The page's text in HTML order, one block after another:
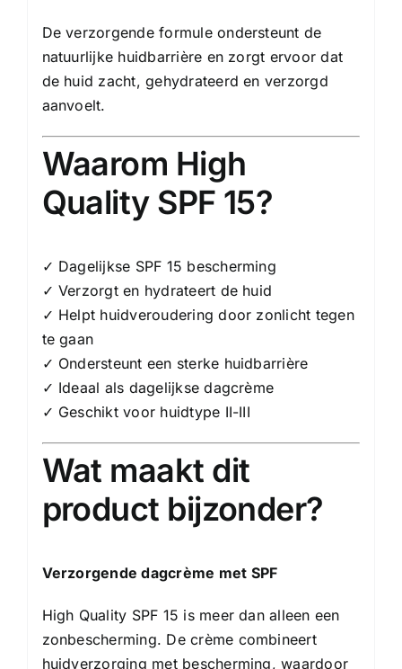
De verzorgende formule ondersteunt de
natuurlijke huidbarrière en zorgt ervoor dat
de huid zacht, gehydrateerd en verzorgd
aanvoelt.
Waarom High
Quality SPF 15?
✓ Dagelijkse SPF 15 bescherming
✓ Verzorgt en hydrateert de huid
✓ Helpt huidveroudering door zonlicht tegen
te gaan
✓ Ondersteunt een sterke huidbarrière
✓ Ideaal als dagelijkse dagcrème
✓ Geschikt voor huidtype II-III
Wat maakt dit
product bijzonder?
Verzorgende dagcrème met SPF
High Quality SPF 15 is meer dan alleen een
zonbescherming. De crème combineert
huidverzorging met bescherming, waardoor